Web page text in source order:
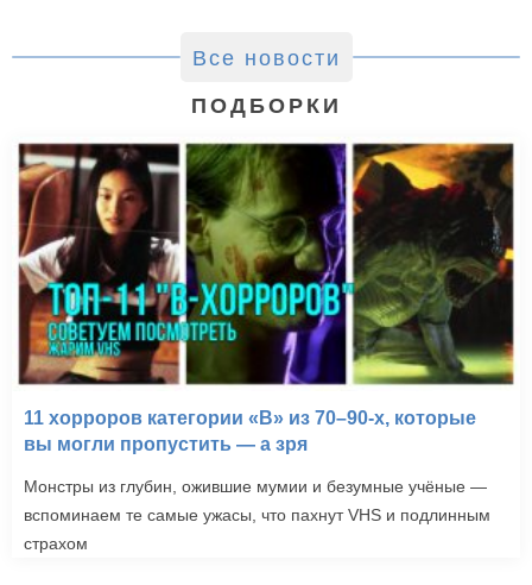
Все новости
ПОДБОРКИ
11 хорроров категории «B» из 70–90-х, которые
вы могли пропустить — а зря
Монстры из глубин, ожившие мумии и безумные учёные —
вспоминаем те самые ужасы, что пахнут VHS и подлинным
страхом